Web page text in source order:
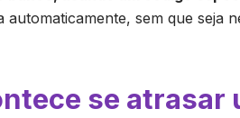
automaticamente, sem que seja
se atrasar